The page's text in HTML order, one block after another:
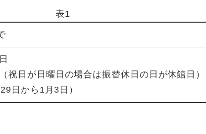
表1
祝日が日曜日の場合は振替休日の日が休館日）
日から1月3日）